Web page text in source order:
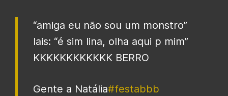
“amiga eu não sou um monstro”
lais: “é sim lina, olha aqui p mim”
KKKKKKKKKKKK BERRO
Gente a Natália#festabbb